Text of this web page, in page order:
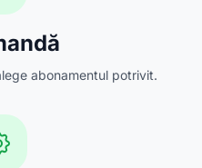
abonamentul potrivit.